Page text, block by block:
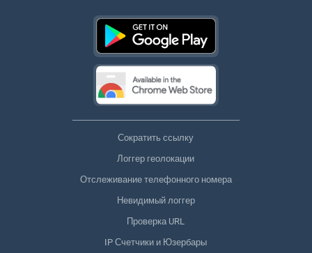
Сократить ссылку
Логгер геолокации
Отслеживание телефонного номера
Невидимый логгер
Проверка URL
IP Счетчики и Юзербары